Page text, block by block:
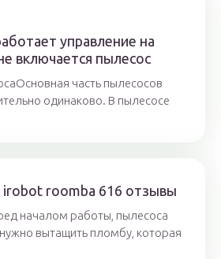
управление на
включается пылесос
часть пылесосов
одинаково. В пылесосе
irobot roomba 616 отзывы
началом работы, пылесоса
вытащить пломбу, которая